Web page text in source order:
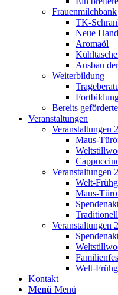
Frauenmilchbank
TK-
Neue
Aromaöl
Ausbau
Weiterbildung
Bereits
Veranstaltungen
Veranstaltungen
Maus-
Veranstaltungen
Welt-
Maus-
Veranstaltungen
Welt-
Kontakt
Menü Menü